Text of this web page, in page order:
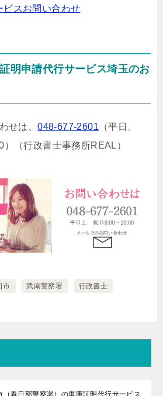
ビスお問い合わせ
明申請代行サービス埼玉のお
せは、048-677-2601 （平日、
（行政書士事務所REAL）
市 武南警察署 行政書士
（春日部警察署）の車庫証明代行サービス